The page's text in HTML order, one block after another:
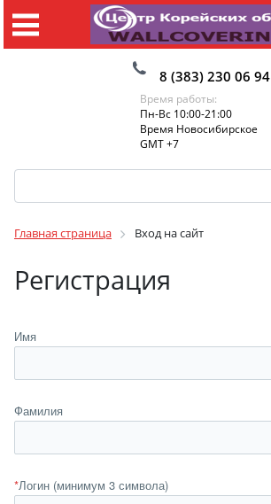
8 (383) 230 06 94
Время работы:
Пн-Вс 10:00-21:00
Время Новосибирское
GMT +7
Главная страница Вход на сайт
Регистрация
Имя
Фамилия
*Логин (минимум 3 символа)